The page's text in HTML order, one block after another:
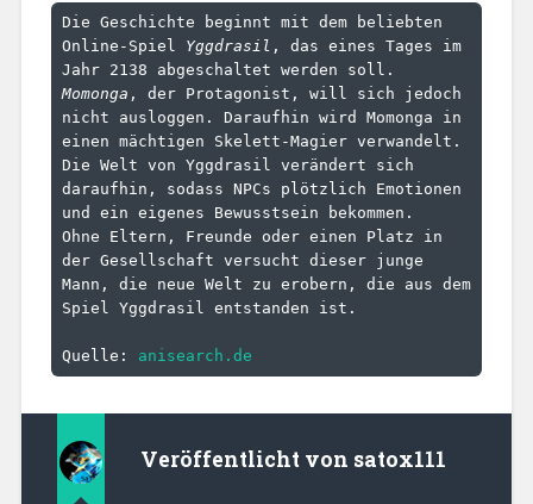
Die Geschichte beginnt mit dem beliebten
Online-Spiel Yggdrasil , das eines Tages im
Momonga , der Protagonist, will sich jedoch
nicht ausloggen. Daraufhin wird Momonga in
einen mächtigen Skelett-Magier verwandelt.
Die Welt von Yggdrasil verändert sich
daraufhin, sodass NPCs plötzlich Emotionen
und ein eigenes Bewusstsein bekommen.
Ohne Eltern, Freunde oder einen Platz in
der Gesellschaft versucht dieser junge
Mann, die neue Welt zu erobern, die aus dem
Spiel Yggdrasil entstanden ist.
Quelle: anisearch.de
Veröffentlicht von satox111